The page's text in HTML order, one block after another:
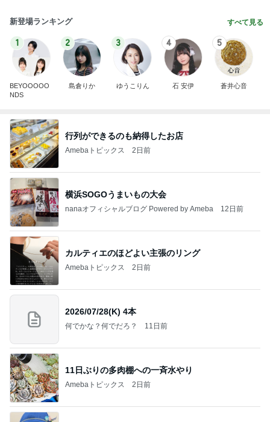
新登場ランキング すべて見る
1
BEYOOOOO
NDS
2
島倉りか
3
ゆうこりん
4
石 安伊
5
蒼井心音
行列ができるのも納得したお店
Amebaトピックス 2日前
横浜SOGOうまいもの大会
nanaオフィシャルブログ Powered by Ameba 12日前
カルティエのほどよい主張のリング
Amebaトピックス 2日前
2026/07/28(K) 4本
何でかな？何でだろ？ 11日前
11日ぶりの多肉棚への一斉水やり
Amebaトピックス 2日前